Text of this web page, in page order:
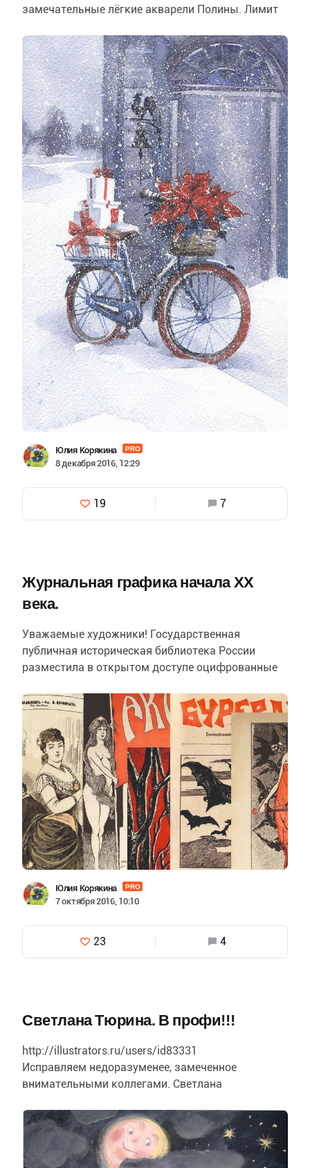
замечательные лёгкие акварели Полины. Лимит
Юлия Корякина PRO
8 декабря 2016, 12:29
19 7
Журнальная графика начала ХХ
века.
Уважаемые художники! Государственная
публичная историческая библиотека России
разместила в открытом доступе оцифрованные
начала 20-го века…
Юлия Корякина PRO
7 октября 2016, 10:10
23 4
Светлана Тюрина. В профи!!!
http://illustrators.ru/users/id83331
Исправляем недоразуменее, замеченное
внимательными коллегами. Светлана